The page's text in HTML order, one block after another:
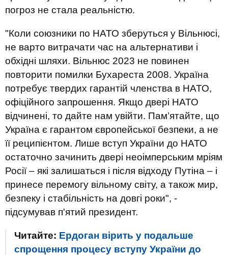
погроз не стала реальністю.
"Коли союзники по НАТО зберуться у Вільнюсі,
не варто витрачати час на альтернативи і
обхідні шляхи. Вільнюс 2023 не повинен
повторити помилки Бухареста 2008. Україна
потребує твердих гарантій членства в НАТО,
офіційного запрошення. Якщо двері НАТО
відчинені, то дайте нам увійти. Пам’ятайте, що
Україна є гарантом європейської безпеки, а не
її реципієнтом. Лише вступ України до НАТО
остаточно зачинить двері неоімперським мріям
Росії – які залишаться і після відходу Путіна – і
принесе перемогу вільному світу, а також мир,
безпеку і стабільність на довгі роки", -
підсумував п'ятий президент.
Читайте: Ердоган вірить у подальше
спрощення процесу вступу України до